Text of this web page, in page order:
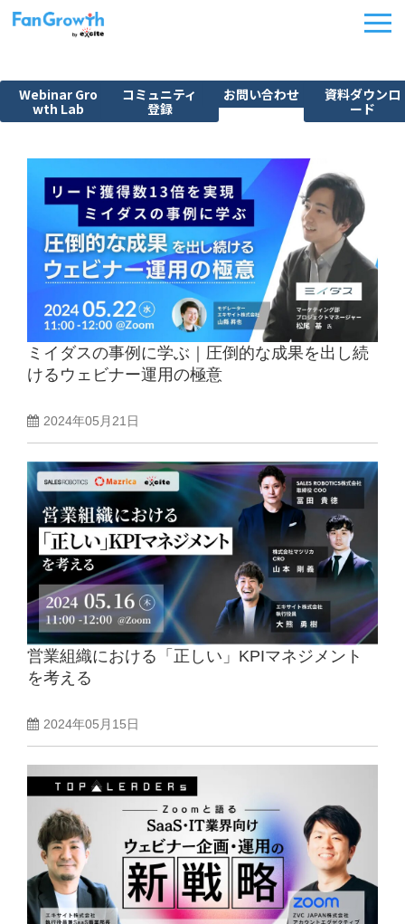
Webinar Gro
wth Lab
コミュニティ
登録
お問い合わせ
資料ダウンロ
ード
課題から探す
施策別活用シーン
料金・プラン
導入事例
イベント
FanGrowth Studio
ミイダスの事例に学ぶ｜圧倒的な成果を出し続
けるウェビナー運用の極意
2024年05月21日
営業組織における「正しい」KPIマネジメント
を考える
2024年05月15日